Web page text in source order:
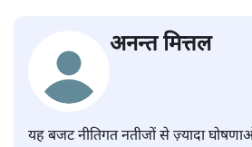
अनन्त मित्तल
यह बजट नीतिगत नतीजों से ज़्यादा